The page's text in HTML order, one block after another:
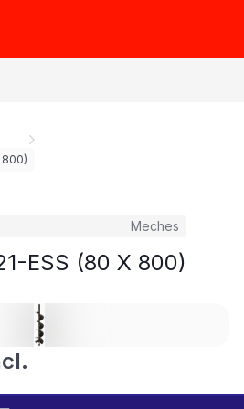
800)
Meches
ESS (80 X 800)